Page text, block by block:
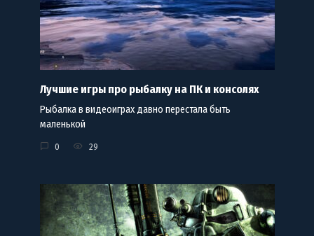
Лучшие игры про рыбалку на ПК и консолях
Рыбалка в видеоиграх давно перестала быть
маленькой
0 29